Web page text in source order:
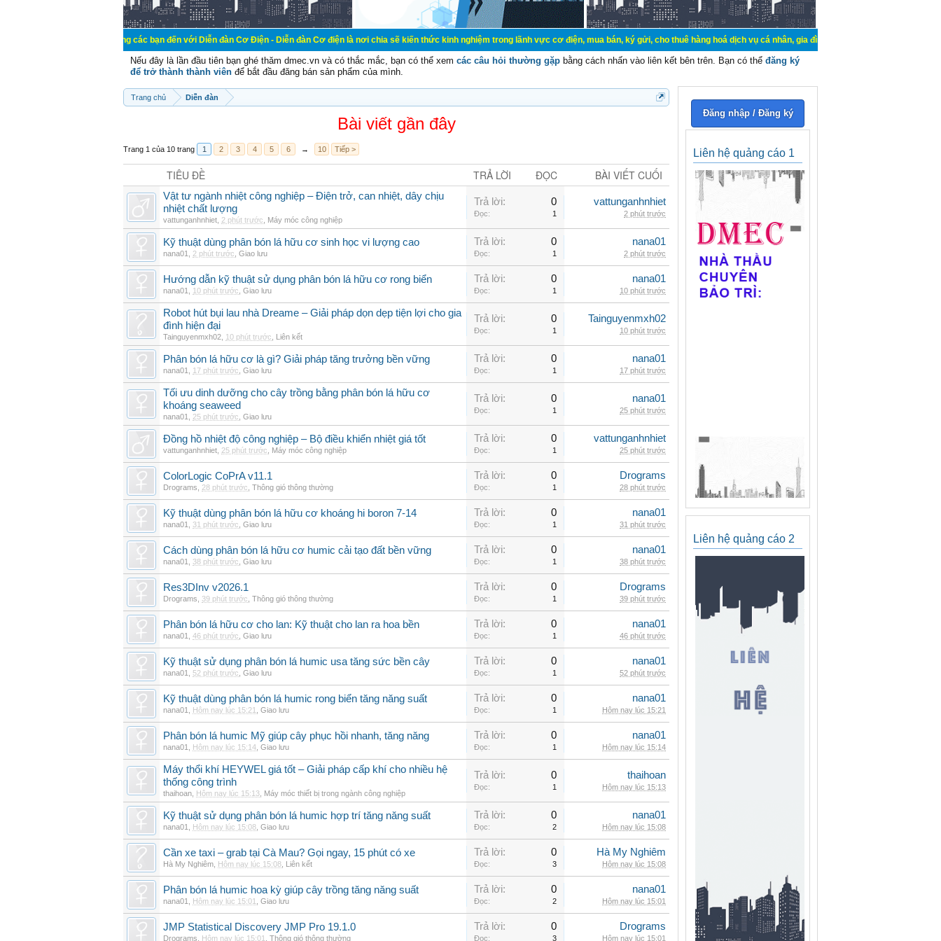
Chào mừng các bạn đến với Diễn đàn Cơ Điện - Diễn đàn Cơ điện là nơi chia sẽ kiến thức kinh nghiệm trong lãnh vực cơ điện, mua bán, ký gửi, cho thuê hàng hoá dịch vụ cá nhân, gia đình. Mua bán, ký gửi, cho thuê thiết bị hệ
Nếu đây là lần đầu tiên bạn ghé thăm dmec.vn và có thắc mắc, bạn có thể xem các câu hỏi thường gặp bằng cách nhấn vào liên kết bên trên. Bạn có thể đăng ký
để trở thành thành viên để bắt đầu đăng bán sản phẩm của mình.
Trang chủ Diễn đàn
Bài viết gần đây
Trang 1 của 10 trang 1 2 3 4 5 6 → 10 Tiếp >
TIÊU ĐỀ TRẢ LỜI ĐỌC BÀI VIẾT CUỐI
Vật tư ngành nhiệt công nghiệp – Điện trở, can nhiệt, dây chịu
nhiệt chất lượng
vattunganhnhiet 2 phút trước Máy móc công nghiệp
Trả lời: 0
Đọc: 1
vattunganhnhiet
2 phút trước
Kỹ thuật dùng phân bón lá hữu cơ sinh học vi lượng cao
nana01 2 phút trước Giao lưu
Trả lời: 0
Đọc: 1
nana01
2 phút trước
Hướng dẫn kỹ thuật sử dụng phân bón lá hữu cơ rong biển
nana01 10 phút trước Giao lưu
Trả lời: 0
Đọc: 1
nana01
10 phút trước
Robot hút bụi lau nhà Dreame – Giải pháp dọn dẹp tiện lợi cho gia
đình hiện đại
Tainguyenmxh02 10 phút trước Liên kết
Trả lời: 0
Đọc: 1
Tainguyenmxh02
10 phút trước
Phân bón lá hữu cơ là gì? Giải pháp tăng trưởng bền vững
nana01 17 phút trước Giao lưu
Trả lời: 0
Đọc: 1
nana01
17 phút trước
Tối ưu dinh dưỡng cho cây trồng bằng phân bón lá hữu cơ
khoáng seaweed
nana01 25 phút trước Giao lưu
Trả lời: 0
Đọc: 1
nana01
25 phút trước
Đồng hồ nhiệt độ công nghiệp – Bộ điều khiển nhiệt giá tốt
vattunganhnhiet 25 phút trước Máy móc công nghiệp
Trả lời: 0
Đọc: 1
vattunganhnhiet
25 phút trước
ColorLogic CoPrA v11.1
Drograms 28 phút trước Thông gió thông thường
Trả lời: 0
Đọc: 1
Drograms
28 phút trước
Kỹ thuật dùng phân bón lá hữu cơ khoáng hi boron 7-14
nana01 31 phút trước Giao lưu
Trả lời: 0
Đọc: 1
nana01
31 phút trước
Cách dùng phân bón lá hữu cơ humic cải tạo đất bền vững
nana01 38 phút trước Giao lưu
Trả lời: 0
Đọc: 1
nana01
38 phút trước
Res3DInv v2026.1
Drograms 39 phút trước Thông gió thông thường
Trả lời: 0
Đọc: 1
Drograms
39 phút trước
Phân bón lá hữu cơ cho lan: Kỹ thuật cho lan ra hoa bền
nana01 46 phút trước Giao lưu
Trả lời: 0
Đọc: 1
nana01
46 phút trước
Kỹ thuật sử dụng phân bón lá humic usa tăng sức bền cây
nana01 52 phút trước Giao lưu
Trả lời: 0
Đọc: 1
nana01
52 phút trước
Kỹ thuật dùng phân bón lá humic rong biển tăng năng suất
nana01 Hôm nay lúc 15:21 Giao lưu
Trả lời: 0
Đọc: 1
nana01
Hôm nay lúc 15:21
Phân bón lá humic Mỹ giúp cây phục hồi nhanh, tăng năng
nana01 Hôm nay lúc 15:14 Giao lưu
Trả lời: 0
Đọc: 1
nana01
Hôm nay lúc 15:14
Máy thổi khí HEYWEL giá tốt – Giải pháp cấp khí cho nhiều hệ
thống công trình
thaihoan Hôm nay lúc 15:13 Máy móc thiết bị trong ngành công nghiệp
Trả lời: 0
Đọc: 1
thaihoan
Hôm nay lúc 15:13
Kỹ thuật sử dụng phân bón lá humic hợp trí tăng năng suất
nana01 Hôm nay lúc 15:08 Giao lưu
Trả lời: 0
Đọc: 2
nana01
Hôm nay lúc 15:08
Cần xe taxi – grab tại Cà Mau? Gọi ngay, 15 phút có xe
Hà My Nghiêm Hôm nay lúc 15:08 Liên kết
Trả lời: 0
Đọc: 3
Hà My Nghiêm
Hôm nay lúc 15:08
Phân bón lá humic hoa kỳ giúp cây trồng tăng năng suất
nana01 Hôm nay lúc 15:01 Giao lưu
Trả lời: 0
Đọc: 2
nana01
Hôm nay lúc 15:01
JMP Statistical Discovery JMP Pro 19.1.0
Drograms Hôm nay lúc 15:01 Thông gió thông thường
Trả lời: 0
Đọc: 3
Drograms
Hôm nay lúc 15:01
Đăng nhập / Đăng ký
Liên hệ quảng cáo 1
Liên hệ quảng cáo 2